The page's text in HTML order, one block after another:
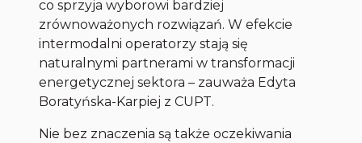
co sprzyja wyborowi bardziej
zrównoważonych rozwiązań. W efekcie
intermodalni operatorzy stają się
naturalnymi partnerami w transformacji
energetycznej sektora – zauważa Edyta
Boratyńska-Karpiej z CUPT.
Nie bez znaczenia są także oczekiwania